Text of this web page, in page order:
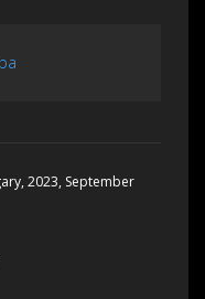
2023, September